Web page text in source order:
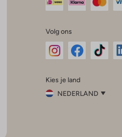
Volg ons
InstagramFacebook
Kies je land
NEDERLAND